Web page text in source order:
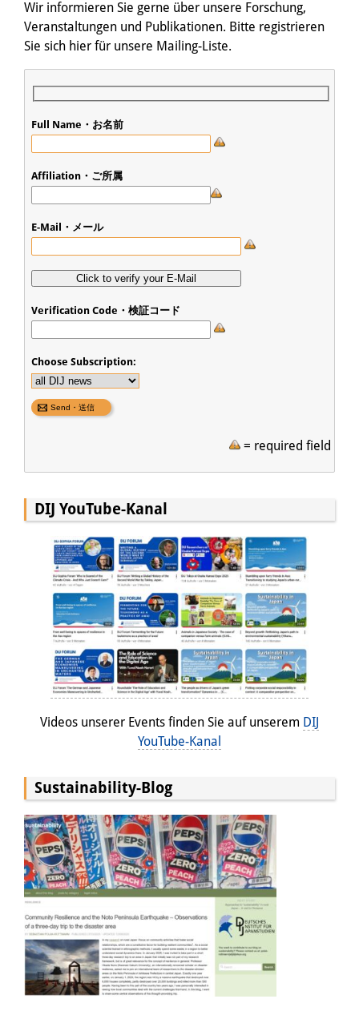
Wir informieren Sie gerne über unsere Forschung,
Veranstaltungen und Publikationen. Bitte registrieren
Sie sich hier für unsere Mailing-Liste.
Full Name・お名前
Affiliation・ご所属
E-Mail・メール
Verification Code・検証コード
Choose Subscription:
= required field
DIJ YouTube-Kanal
Videos unserer Events finden Sie auf unserem DIJ
YouTube-Kanal
Sustainability-Blog